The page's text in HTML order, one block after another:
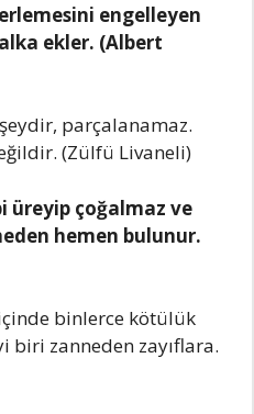
engelleyen
ekler. (Albert
parçalanamaz.
(Zülfü Livaneli)
üreyip çoğalmaz ve
hemen bulunur.
binlerce kötülük
zanneden zayıflara.